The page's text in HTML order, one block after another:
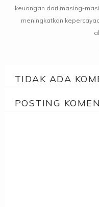
keuangan dari masing-
meningkatkan
TIDAK ADA
POSTING